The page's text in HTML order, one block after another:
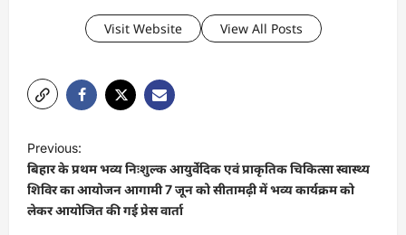
Visit Website View All Posts
o
s
t
Previous:
बिहार के प्रथम भव्य निःशुल्क आयुर्वेदिक एवं प्राकृतिक चिकित्सा स्वास्थ्य
शिविर का आयोजन आगामी 7 जून को सीतामढ़ी में भव्य कार्यक्रम को
लेकर आयोजित की गई प्रेस वार्ता